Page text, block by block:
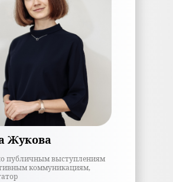
Жукова
публичным выступлениям
коммуникациям,